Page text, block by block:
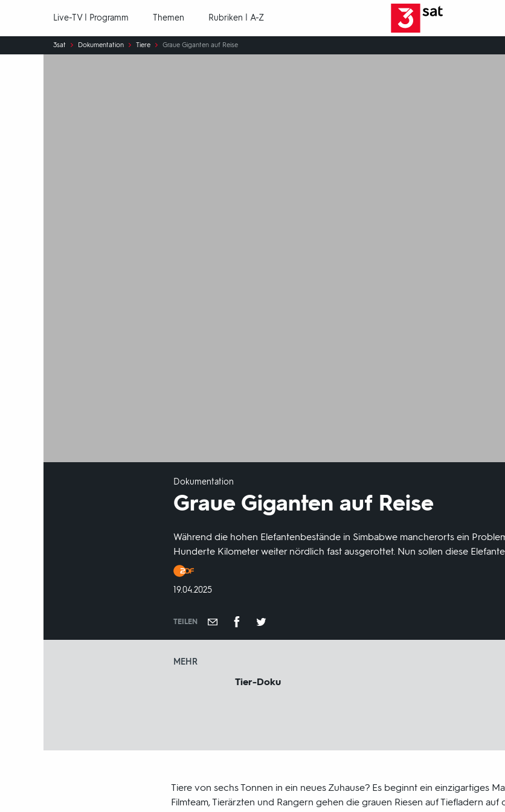
Live-TV | Programm Themen Rubriken | A-Z
Sie
sind
3sat Dokumentation Tiere Graue Giganten auf Reise
Dokumentation
Graue Giganten auf Reise
Während die hohen Elefantenbestände in Simbabwe mancherorts ein
Hunderte Kilometer weiter nördlich fast ausgerottet. Nun sollen diese
Produktionsland
und
DATUM:
19.04.2025
TEILEN
MEHR
Tier-Doku
Tiere von sechs Tonnen in ein neues Zuhause? Es beginnt ein einzigartiges
Filmteam, Tierärzten und Rangern gehen die grauen Riesen auf Tiefladern auf